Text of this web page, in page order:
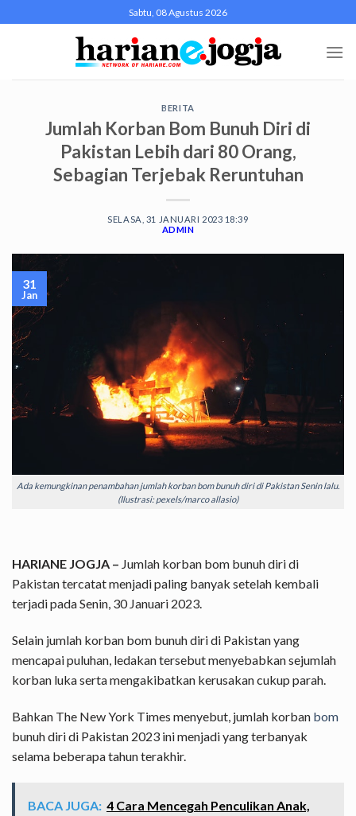
to
Sabtu, 08 Agustus 2026
BERITA
Jumlah Korban Bom Bunuh Diri di
Pakistan Lebih dari 80 Orang,
Sebagian Terjebak Reruntuhan
SELASA, 31 JANUARI 2023 18:39
ADMIN
Ada kemungkinan penambahan jumlah korban bom bunuh diri di Pakistan Senin lalu.
(Ilustrasi: pexels/marco allasio)
31
Jan
HARIANE JOGJA – Jumlah korban bom bunuh diri di
Pakistan tercatat menjadi paling banyak setelah kembali
terjadi pada Senin, 30 Januari 2023.
Selain jumlah korban bom bunuh diri di Pakistan yang
mencapai puluhan, ledakan tersebut menyebabkan sejumlah
korban luka serta mengakibatkan kerusakan cukup parah.
Bahkan The New York Times menyebut, jumlah korban bom
bunuh diri di Pakistan 2023 ini menjadi yang terbanyak
selama beberapa tahun terakhir.
BACA JUGA: 4 Cara Mencegah Penculikan Anak,